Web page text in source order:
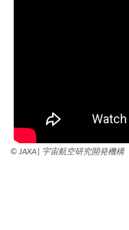
©JAXA | 宇宙航空研究開発機構